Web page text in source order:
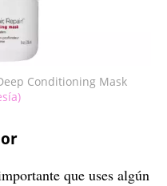
Conditioning Mask
que uses algún